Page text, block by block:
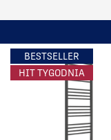
BESTSELLER
HIT TYGODNIA